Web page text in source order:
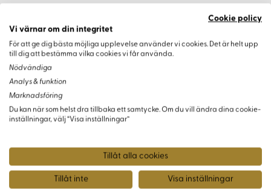
Cookie policy
Vi värnar om din integritet
För att ge dig bästa möjliga upplevelse använder vi cookies. Det är helt upp
till dig att bestämma vilka cookies vi får använda.
Nödvändiga
Analys & funktion
Marknadsföring
Du kan när som helst dra tillbaka ett samtycke. Om du vill ändra dina cookie-
inställningar, välj “Visa inställningar”
Tillåt alla cookies
Tillåt inte Visa inställningar